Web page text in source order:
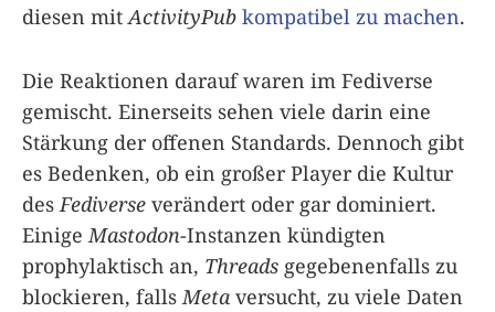
diesen mit ActivityPub kompatibel zu machen.
Die Reaktionen darauf waren im Fediverse
gemischt. Einerseits sehen viele darin eine
Stärkung der offenen Standards. Dennoch gibt
es Bedenken, ob ein großer Player die Kultur
des Fediverse verändert oder gar dominiert.
Einige Mastodon-Instanzen kündigten
prophylaktisch an, Threads gegebenenfalls zu
blockieren, falls Meta versucht, zu viele Daten